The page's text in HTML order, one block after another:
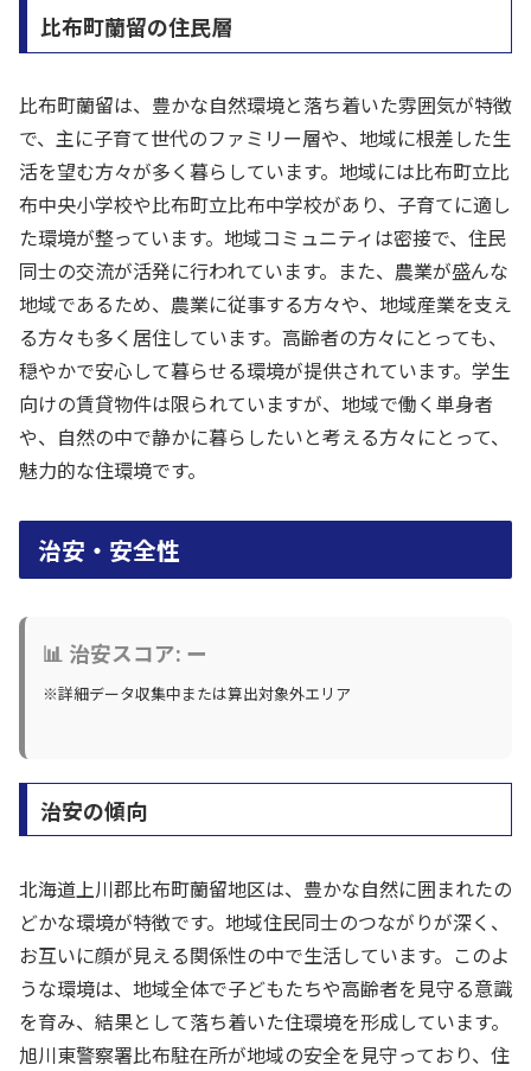
比布町蘭留の住民層
比布町蘭留は、豊かな自然環境と落ち着いた雰囲気が特徴
で、主に子育て世代のファミリー層や、地域に根差した生
活を望む方々が多く暮らしています。地域には比布町立比
布中央小学校や比布町立比布中学校があり、子育てに適し
た環境が整っています。地域コミュニティは密接で、住民
同士の交流が活発に行われています。また、農業が盛んな
地域であるため、農業に従事する方々や、地域産業を支え
る方々も多く居住しています。高齢者の方々にとっても、
穏やかで安心して暮らせる環境が提供されています。学生
向けの賃貸物件は限られていますが、地域で働く単身者
や、自然の中で静かに暮らしたいと考える方々にとって、
魅力的な住環境です。
治安・安全性
📊 治安スコア: ー
※詳細データ収集中または算出対象外エリア
治安の傾向
北海道上川郡比布町蘭留地区は、豊かな自然に囲まれたの
どかな環境が特徴です。地域住民同士のつながりが深く、
お互いに顔が見える関係性の中で生活しています。このよ
うな環境は、地域全体で子どもたちや高齢者を見守る意識
を育み、結果として落ち着いた住環境を形成しています。
旭川東警察署比布駐在所が地域の安全を見守っており、住